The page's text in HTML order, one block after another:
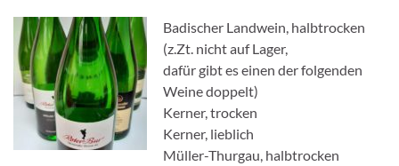
Badischer Landwein, halbtrocken
(z.Zt. nicht auf Lager,
dafür gibt es einen der folgenden
Weine doppelt)
Kerner, trocken
Kerner, lieblich
Müller-Thurgau, halbtrocken